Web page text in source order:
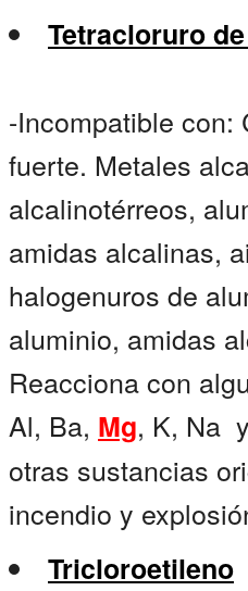
Tetracloruro
-Incompatible con:
fuerte. Metales
alcalinotérreos,
amidas alcalinas,
halogenuros de
aluminio, amidas
Reacciona con
Al, Ba, Mg, K, Na
otras sustancias
incendio y
Tricloroetileno